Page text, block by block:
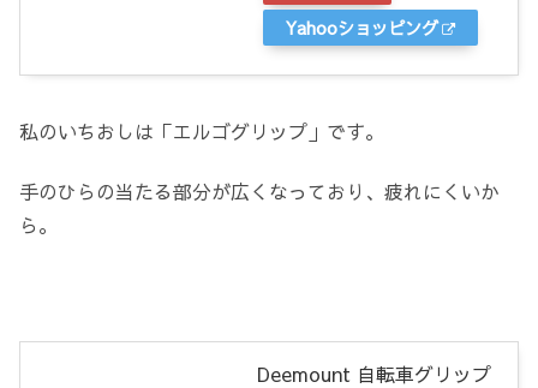
Yahooショッピング
私のいちおしは「エルゴグリップ」です。
手のひらの当たる部分が広くなっており、疲れにくいか
ら。
Deemount 自転車グリップ